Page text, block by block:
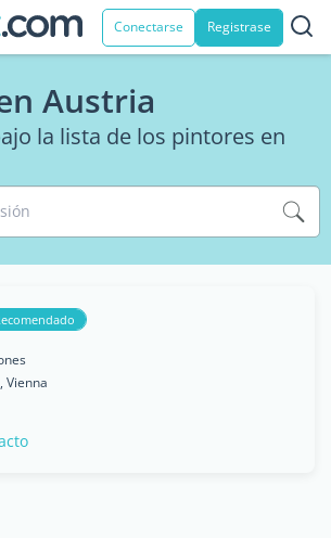
Conectarse Registrase
Austria
la lista de los pintores en
Vienna